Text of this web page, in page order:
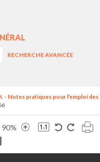
RECHERCHE AVANCÉE
- Notes pratiques pour l'emploi des
90%